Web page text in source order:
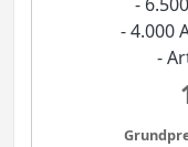
- 4.000
-